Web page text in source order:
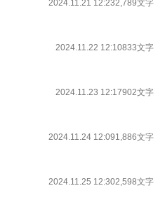
2024.11.21 12:232,789文字
2024.11.22 12:10833文字
2024.11.23 12:17902文字
2024.11.24 12:091,886文字
2024.11.25 12:302,598文字